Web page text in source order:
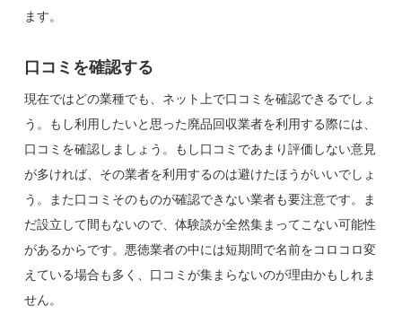
ます。
口コミを確認する
現在ではどの業種でも、ネット上で口コミを確認できるでしょ
う。もし利用したいと思った廃品回収業者を利用する際には、
口コミを確認しましょう。もし口コミであまり評価しない意見
が多ければ、その業者を利用するのは避けたほうがいいでしょ
う。また口コミそのものが確認できない業者も要注意です。ま
だ設立して間もないので、体験談が全然集まってこない可能性
があるからです。悪徳業者の中には短期間で名前をコロコロ変
えている場合も多く、口コミが集まらないのが理由かもしれま
せん。